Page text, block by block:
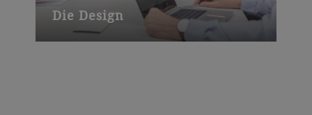
Die Design